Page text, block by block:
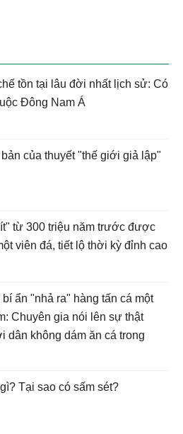
tồn tại lâu đời nhất lịch sử: Có
Đông Nam Á
của thuyết "thế giới giả lập"
từ 300 triệu năm trước được
viên đá, tiết lộ thời kỳ đỉnh cao
bí ẩn "nhả ra" hàng tấn cá một
Chuyên gia nói lên sự thật
dân không dám ăn cá trong
Tại sao có sấm sét?